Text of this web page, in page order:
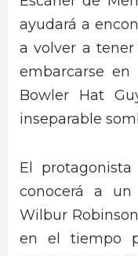
ayudará a
a volver a
embarcarse en
Bowler Hat
inseparable
El
conocerá a un
Wilbur
en el tiempo